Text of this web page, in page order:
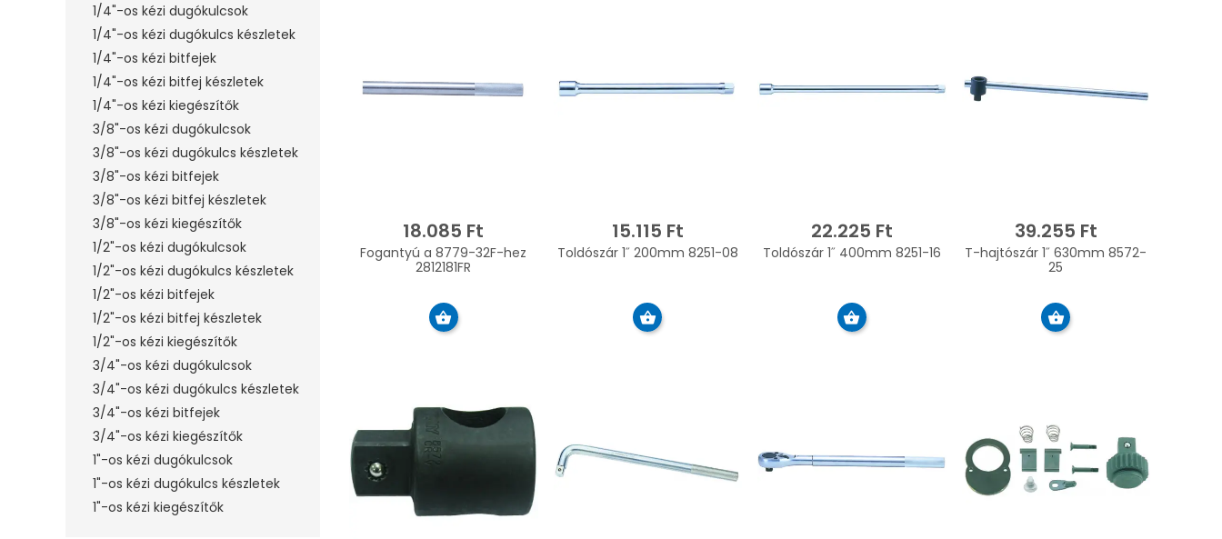
1/4"-os kézi dugókulcsok
1/4"-os kézi dugókulcs készletek
1/4"-os kézi bitfejek
1/4"-os kézi bitfej készletek
1/4"-os kézi kiegészítők
3/8"-os kézi dugókulcsok
3/8"-os kézi dugókulcs készletek
3/8"-os kézi bitfejek
3/8"-os kézi bitfej készletek
3/8"-os kézi kiegészítők
1/2"-os kézi dugókulcsok
1/2"-os kézi dugókulcs készletek
1/2"-os kézi bitfejek
1/2"-os kézi bitfej készletek
1/2"-os kézi kiegészítők
3/4"-os kézi dugókulcsok
3/4"-os kézi dugókulcs készletek
3/4"-os kézi bitfejek
3/4"-os kézi kiegészítők
1"-os kézi dugókulcsok
1"-os kézi dugókulcs készletek
1"-os kézi kiegészítők
18.085 Ft
Fogantyú a 8779-32F-hez
2812181FR
15.115 Ft
Toldószár 1˝ 200mm 8251-08
22.225 Ft
Toldószár 1˝ 400mm 8251-16
39.255 Ft
T-hajtószár 1˝ 630mm 8572-
25